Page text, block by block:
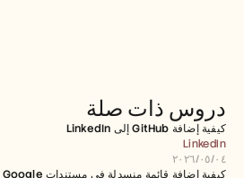
دروس ذات صلة
كيفية إضافة GitHub إلى LinkedIn
LinkedIn
٠٤‏/٠٥‏/٢٠٢٦
كيفية إضافة قائمة منسدلة في مستندات Google – دليل بسيط